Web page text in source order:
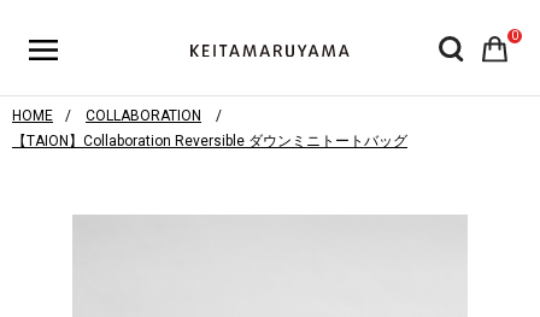
0
HOME
COLLABORATION
【TAION】Collaboration Reversible ダウンミニトートバッグ